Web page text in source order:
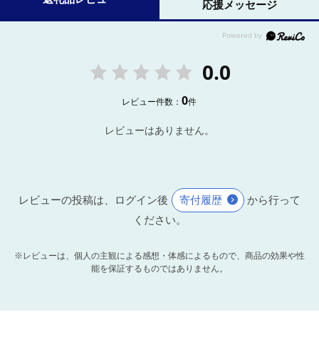
応援メッセージ
0.0
レビュー件数：0件
レビューはありません。
レビューの投稿は、ログイン後 寄付履歴
から行って
ください。
※レビューは、個人の主観による感想・体感によるもので、商品の効果や性
能を保証するものではありません。